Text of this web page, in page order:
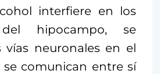
interfiere en los
del hipocampo, se
vías neuronales en el
comunican entre sí